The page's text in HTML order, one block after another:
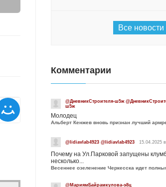
Все новости
Комментарии
@ДневникСтроителя-ш5ж
ш5ж
Молодец
Альберт Кенжев вновь признан лучший
@lidiavlab4923 @lidiavlab4923 15.04.2025
Почему на Ул.Парковой запущены
несколько...
Весеннее озеленение Черкесска идет
@МариямБайрамкулова-э8ц